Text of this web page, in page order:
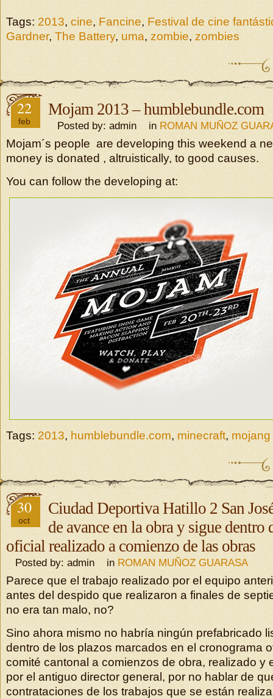
Tags: 2013, cine, Fancine, Festival de cine
Gardner, The Battery, uma, zombie, zombies
22
feb
Mojam 2013 – humblebundle.com
Posted by: admin in ROMAN MUÑOZ
Mojam´s people are developing this weekend a
money is donated , altruistically, to good causes.
You can follow the developing at:
Tags: 2013, humblebundle.com, minecraft, mojang
30
oct
Ciudad Deportiva Hatillo 2 San
de avance en la obra y sigue dentro
oficial realizado a comienzo de las obras
Posted by: admin in ROMAN MUÑOZ GUARASA
Parece que el trabajo realizado por el equipo
antes del despido que realizaron a finales de
no era tan malo, no?
Sino ahora mismo no habría ningún prefabricado
dentro de los plazos marcados en el cronograma
comité cantonal a comienzos de obra, realizado y
por el antiguo director general, por no hablar de
contrataciones de los trabajos que se están